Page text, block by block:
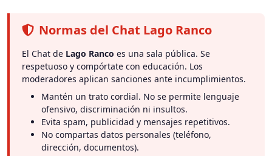
Normas del Chat Lago Ranco
El Chat de Lago Ranco es una sala pública. Se
respetuoso y compórtate con educación. Los
moderadores aplican sanciones ante incumplimientos.
Mantén un trato cordial. No se permite lenguaje
ofensivo, discriminación ni insultos.
Evita spam, publicidad y mensajes repetitivos.
No compartas datos personales (teléfono,
dirección, documentos).